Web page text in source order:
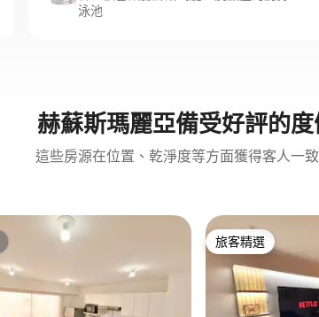
泳池
赫蘇斯瑪麗亞備受好評的
這些房源在位置、乾淨度等方面獲得客人一
旅客精選
旅客精選